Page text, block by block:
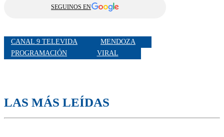
SEGUINOS EN
CANAL 9 TELEVIDA
MENDOZA
PROGRAMACIÓN
VIRAL
LAS MÁS LEÍDAS